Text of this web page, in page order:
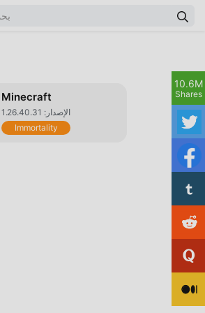
Minecraft
الإصدار: 1.26.40.31
Immortality
10.6M
Shares